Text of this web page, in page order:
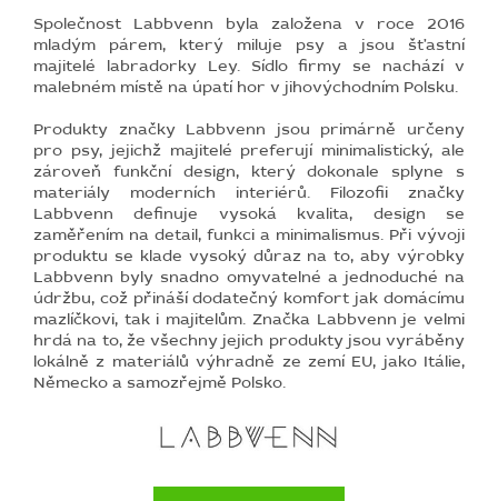
Společnost Labbvenn byla založena v roce 2016
mladým párem, který miluje psy a jsou šťastní
majitelé labradorky Ley. Sídlo firmy se nachází v
malebném místě na úpatí hor v jihovýchodním Polsku.
Produkty značky Labbvenn jsou primárně určeny
pro psy, jejichž majitelé preferují minimalistický, ale
zároveň funkční design, který dokonale splyne s
materiály moderních interiérů. Filozofii značky
Labbvenn definuje vysoká kvalita, design se
zaměřením na detail, funkci a minimalismus. Při vývoji
produktu se klade vysoký důraz na to, aby výrobky
Labbvenn byly snadno omyvatelné a jednoduché na
údržbu, což přináší dodatečný komfort jak domácímu
mazlíčkovi, tak i majitelům. Značka Labbvenn je velmi
hrdá na to, že všechny jejich produkty jsou vyráběny
lokálně z materiálů výhradně ze zemí EU, jako Itálie,
Německo a samozřejmě Polsko.